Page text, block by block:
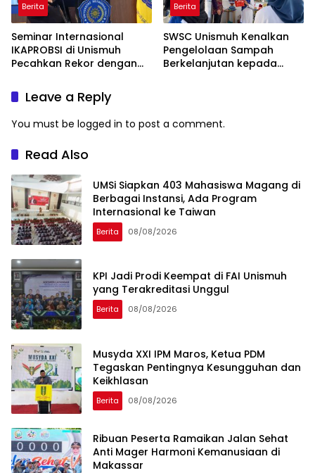
Berita
Seminar Internasional
IKAPROBSI di Unismuh
Pecahkan Rekor dengan
Berita
SWSC Unismuh Kenalkan
Pengelolaan Sampah
Berkelanjutan kepada
Leave a Reply
You must be logged in to post a comment.
Read Also
UMSi Siapkan 403 Mahasiswa Magang di
Berbagai Instansi, Ada Program
Internasional ke Taiwan
Berita 08/08/2026
KPI Jadi Prodi Keempat di FAI Unismuh
yang Terakreditasi Unggul
Berita 08/08/2026
Musyda XXI IPM Maros, Ketua PDM
Tegaskan Pentingnya Kesungguhan dan
Keikhlasan
Berita 08/08/2026
Ribuan Peserta Ramaikan Jalan Sehat
Anti Mager Harmoni Kemanusiaan di
Makassar